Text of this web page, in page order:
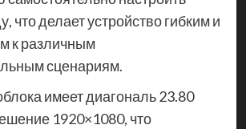
что делает устройство гибким и
к различным
сценариям.
имеет диагональ 23.80
1920×1080, что